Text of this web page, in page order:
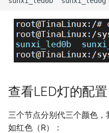
查看LED灯的配置
三个节点分别代三个颜色
如红色（R）：